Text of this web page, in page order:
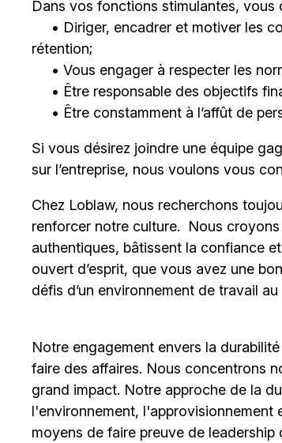
Dans vos fonctions stimulantes, vous
• Diriger, encadrer et motiver les
rétention;
• Vous engager à respecter les
• Être responsable des objectifs
• Être constamment à l’affût de
Si vous désirez joindre une équipe
sur l’entreprise, nous voulons vous
Chez Loblaw, nous recherchons
renforcer notre culture. Nous
authentiques, bâtissent la confiance
ouvert d’esprit, que vous avez une
défis d’un environnement de travail
Notre engagement envers la
faire des affaires. Nous concentrons
grand impact. Notre approche de la
l'environnement, l'approvisionnement
moyens de faire preuve de